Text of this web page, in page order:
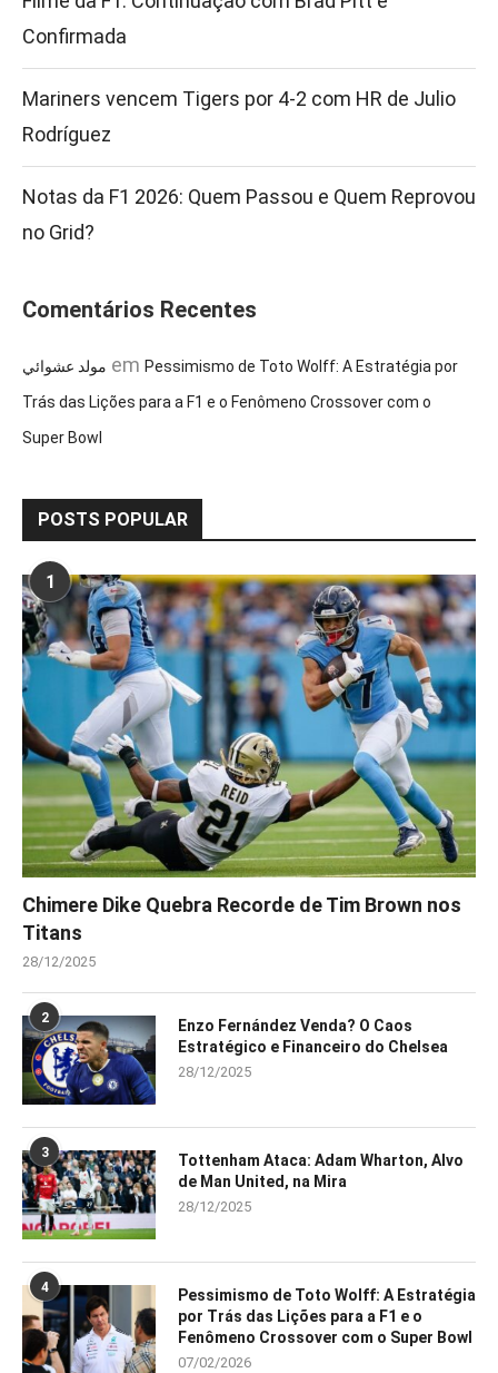
Confirmada
Mariners vencem Tigers por 4-2 com HR de Julio
Rodríguez
Notas da F1 2026: Quem Passou e Quem Reprovou
no Grid?
Comentários Recentes
مولد عشوائي em Pessimismo de Toto Wolff: A Estratégia por
Trás das Lições para a F1 e o Fenômeno Crossover com o
Super Bowl
POSTS POPULAR
1
Chimere Dike Quebra Recorde de Tim Brown nos
Titans
28/12/2025
2
Enzo Fernández Venda? O Caos
Estratégico e Financeiro do Chelsea
28/12/2025
3
Tottenham Ataca: Adam Wharton, Alvo
de Man United, na Mira
28/12/2025
4
Pessimismo de Toto Wolff: A Estratégia
por Trás das Lições para a F1 e o
Fenômeno Crossover com o Super Bowl
07/02/2026